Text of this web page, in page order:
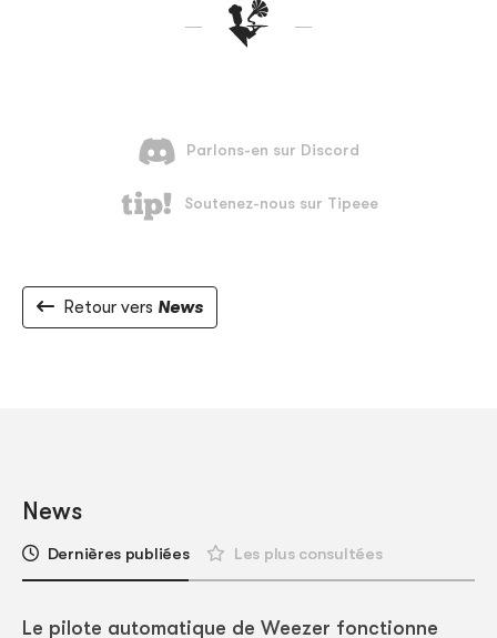
Retour vers News
News
Dernières publiées Les plus consultées
Le pilote automatique de Weezer fonctionne